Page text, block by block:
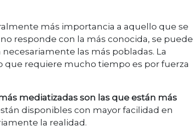
más importancia a aquello que se
responde con la más conocida, se puede
las más pobladas. La
que requiere mucho tiempo es por fuerza
mediatizadas son las que están más
disponibles con mayor facilidad en
la realidad.